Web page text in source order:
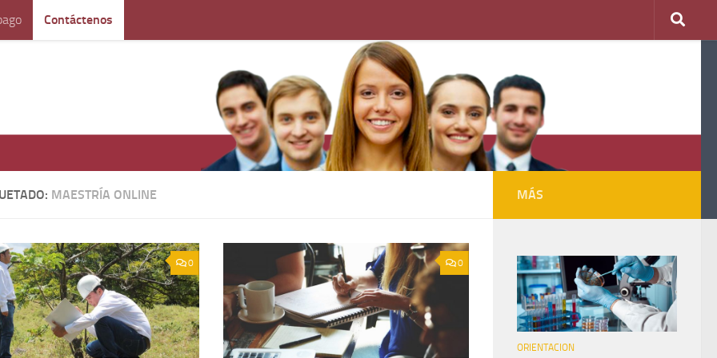
Contáctenos
MAESTRÍA ONLINE
0 0
MÁS
ORIENTACION